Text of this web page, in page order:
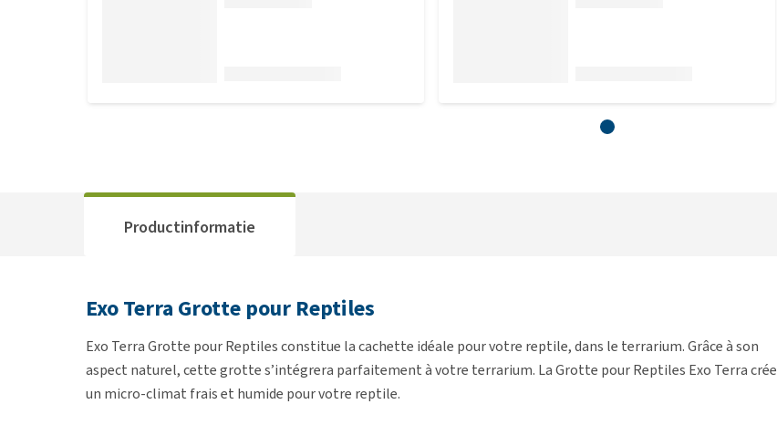
Productinformatie
Exo Terra Grotte pour Reptiles
Exo Terra Grotte pour Reptiles constitue la cachette idéale pour votre reptile, dans le terrarium. Grâce à son
aspect naturel, cette grotte s’intégrera parfaitement à votre terrarium. La Grotte pour Reptiles Exo Terra crée
un micro-climat frais et humide pour votre reptile.